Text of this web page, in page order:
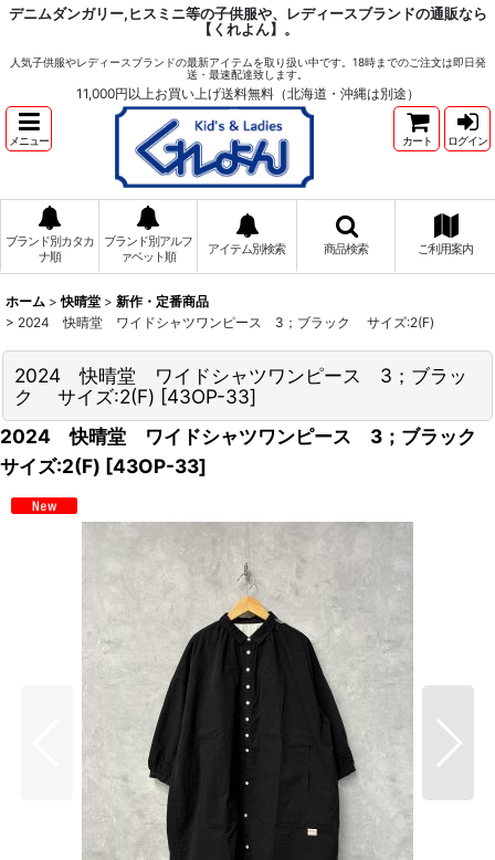
デニムダンガリー,ヒスミニ等の子供服や、レディースブランドの通販なら
【くれよん】。
人気子供服やレディースブランドの最新アイテムを取り扱い中です。18時までのご注文は即日発
送・最速配達致します。
11,000円以上お買い上げ送料無料（北海道・沖縄は別途）
メニュー カート ログイン
ブランド別カタカ
ナ順
ブランド別アルフ
ァベット順
アイテム別検索 商品検索 ご利用案内
ホーム > 快晴堂 > 新作・定番商品
> 2024 快晴堂 ワイドシャツワンピース 3；ブラック サイズ:2(F)
2024 快晴堂 ワイドシャツワンピース 3；ブラッ
ク サイズ:2(F) [43OP-33]
2024 快晴堂 ワイドシャツワンピース 3；ブラック
サイズ:2(F) [43OP-33]